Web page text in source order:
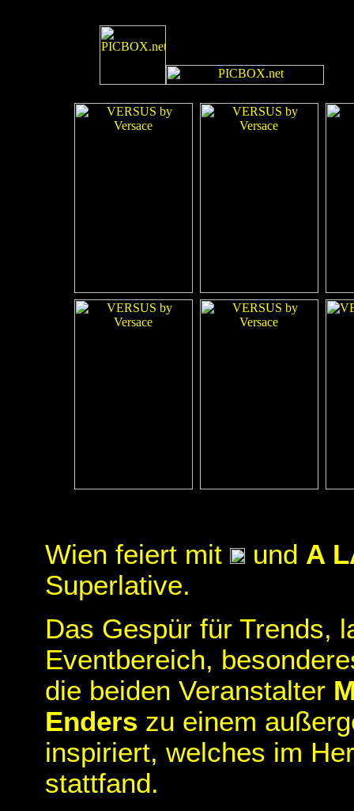
Wien feiert mit und A
Superlative.
Das Gespür für Trends,
Eventbereich,
die beiden Veranstalter
Enders zu einem
inspiriert, welches im
stattfand.